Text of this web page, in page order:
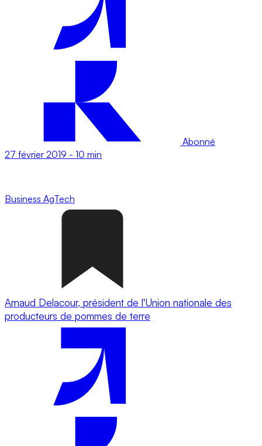
Abonné
27 février 2019 - 10 min
Business AgTech
Arnaud Delacour, président de l'Union nationale des
producteurs de pommes de terre